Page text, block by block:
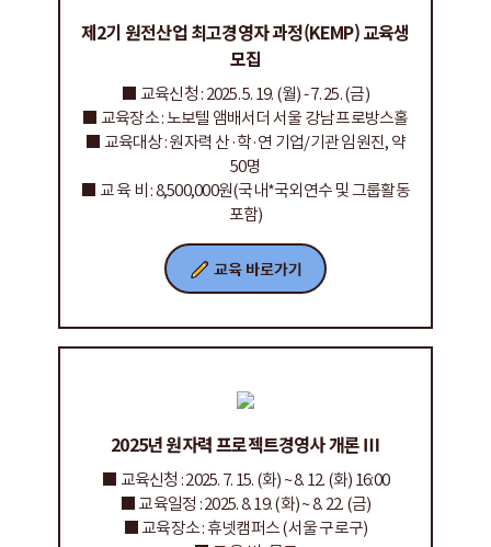
제2기 원전산업 최고경영자 과정(KEMP) 교육생
모집
■ 교육신청 : 2025. 5. 19. (월) - 7. 25. (금)
■ 교육장소 : 노보텔 앰배서더 서울 강남 프로방스홀
■ 교육대상 : 원자력 산·학·연 기업/기관 임원진, 약
50명
■ 교 육 비 : 8,500,000원(국내*국외연수 및 그룹활동
포함)
2025년 원자력 프로젝트경영사 개론 Ⅲ
■ 교육신청 : 2025. 7. 15. (화) ~ 8. 12. (화) 16:00
■ 교육일정 : 2025. 8. 19. (화) ~ 8. 22. (금)
■ 교육장소 : 휴넷캠퍼스 (서울 구로구)